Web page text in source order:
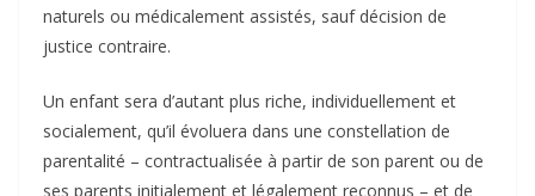
naturels ou médicalement assistés, sauf décision de
justice contraire.
Un enfant sera d’autant plus riche, individuellement et
socialement, qu’il évoluera dans une constellation de
parentalité – contractualisée à partir de son parent ou de
ses parents initialement et légalement reconnus – et de